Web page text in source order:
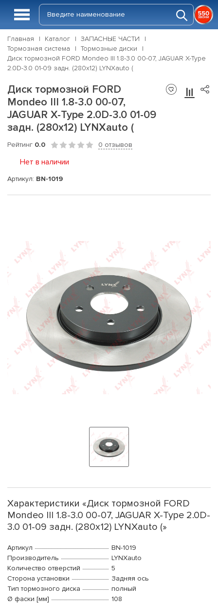
Главная Каталог
ЗАПАСНЫЕ ЧАСТИ
Тормозная система
Тормозные диски
Диск тормозной FORD Mondeo III 1.8-3.0 00-07, JAGUAR X-Type
2.0D-3.0 01-09 задн. (280x12) LYNXauto (
Диск тормозной FORD
Mondeo III 1.8-3.0 00-07,
JAGUAR X-Type 2.0D-3.0 01-09
задн. (280x12) LYNXauto (
Рейтинг 0.0 0 отзывов
Нет в наличии
Артикул: BN-1019
Характеристики «Диск тормозной FORD
Mondeo III 1.8-3.0 00-07, JAGUAR X-Type 2.0D-
3.0 01-09 задн. (280x12) LYNXauto (»
Артикул
BN-1019
Производитель
LYNXauto
Количество отверстий
5
Сторона установки
Задняя ось
Тип тормозного диска
полный
Ø фаски [мм]
108